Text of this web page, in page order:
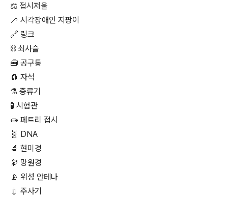
⚖ 접시저울
🦯 시각장애인 지팡이
🔗 링크
⛓ 쇠사슬
🧰 공구통
🧲 자석
⚗ 증류기
🧪 시험관
🧫 페트리 접시
🧬 DNA
🔬 현미경
🔭 망원경
📡 위성 안테나
💉 주사기